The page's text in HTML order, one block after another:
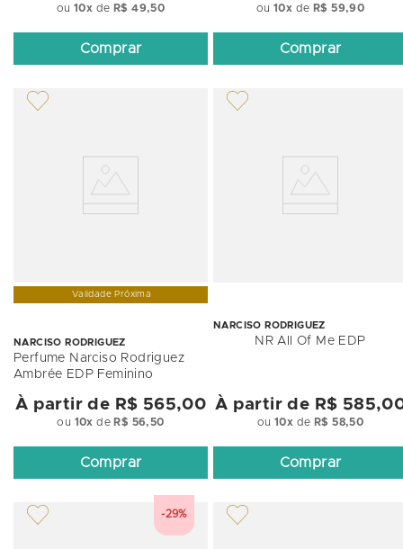
ou10x de R$ 49,50
Comprar
ou10x de R$ 59,90
Comprar
Validade Próxima
NARCISO RODRIGUEZ
Perfume Narciso Rodriguez
Ambrée EDP Feminino
À partir de R$ 565,00
ou 10x de R$ 56,50
Comprar
NARCISO RODRIGUEZ
NR All Of Me EDP
À partir de R$
ou10x de R$ 58,50
Comprar
-29%